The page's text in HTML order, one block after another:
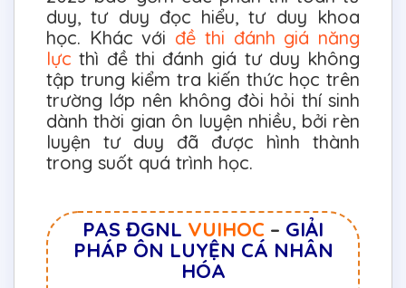
duy, tư duy đọc hiểu, tư duy khoa
học. Khác với đề thi đánh giá năng
lực thì đề thi đánh giá tư duy không
tập trung kiểm tra kiến thức học trên
trường lớp nên không đòi hỏi thí sinh
dành thời gian ôn luyện nhiều, bởi rèn
luyện tư duy đã được hình thành
trong suốt quá trình học.
PAS ĐGNL VUIHOC – GIẢI
PHÁP ÔN LUYỆN CÁ NHÂN
HÓA